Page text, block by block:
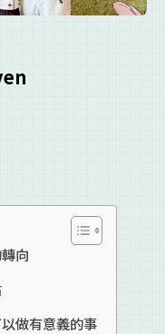
向
做有意義的事